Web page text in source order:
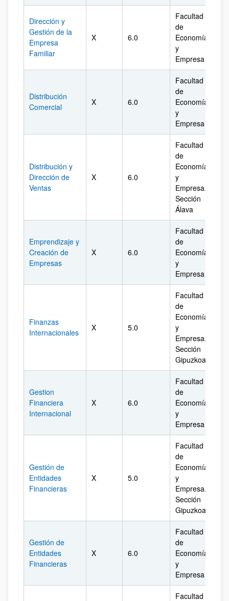
Dirección y
Gestión de la
Empresa
Familiar
X 6.0
Facultad
de
Economía
y
Empresa
Distribución
Comercial
X 6.0
Facultad
de
Economía
y
Empresa
Distribución y
Dirección de
Ventas
X 6.0
Facultad
de
Economía
y
Empresa.
Sección
Álava
Emprendizaje y
Creación de
Empresas
X 6.0
Facultad
de
Economía
y
Empresa
Finanzas
Internacionales
X 5.0
Facultad
de
Economía
y
Empresa.
Sección
Gipuzkoa
Gestion
Financiera
Internacional
X 6.0
Facultad
de
Economía
y
Empresa
Gestión de
Entidades
Financieras
X 5.0
Facultad
de
Economía
y
Empresa.
Sección
Gipuzkoa
Gestión de
Entidades
Financieras
X 6.0
Facultad
de
Economía
y
Empresa
Facultad